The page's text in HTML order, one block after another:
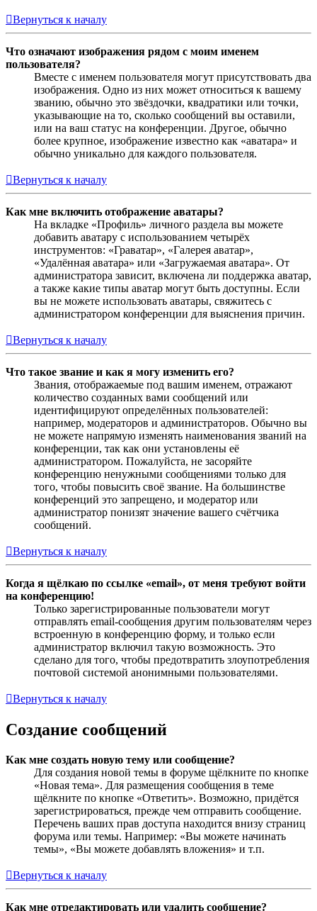
Вернуться к началу
Что означают изображения рядом с моим именем
пользователя?
Вместе с именем пользователя могут присутствовать два
изображения. Одно из них может относиться к вашему
званию, обычно это звёздочки, квадратики или точки,
указывающие на то, сколько сообщений вы оставили,
или на ваш статус на конференции. Другое, обычно
более крупное, изображение известно как «аватара» и
обычно уникально для каждого пользователя.
Вернуться к началу
Как мне включить отображение аватары?
На вкладке «Профиль» личного раздела вы можете
добавить аватару с использованием четырёх
инструментов: «Граватар», «Галерея аватар»,
«Удалённая аватара» или «Загружаемая аватара». От
администратора зависит, включена ли поддержка аватар,
а также какие типы аватар могут быть доступны. Если
вы не можете использовать аватары, свяжитесь с
администратором конференции для выяснения причин.
Вернуться к началу
Что такое звание и как я могу изменить его?
Звания, отображаемые под вашим именем, отражают
количество созданных вами сообщений или
идентифицируют определённых пользователей:
например, модераторов и администраторов. Обычно вы
не можете напрямую изменять наименования званий на
конференции, так как они установлены её
администратором. Пожалуйста, не засоряйте
конференцию ненужными сообщениями только для
того, чтобы повысить своё звание. На большинстве
конференций это запрещено, и модератор или
администратор понизят значение вашего счётчика
сообщений.
Вернуться к началу
Когда я щёлкаю по ссылке «email», от меня требуют войти
на конференцию!
Только зарегистрированные пользователи могут
отправлять email-сообщения другим пользователям через
встроенную в конференцию форму, и только если
администратор включил такую возможность. Это
сделано для того, чтобы предотвратить злоупотребления
почтовой системой анонимными пользователями.
Вернуться к началу
Создание сообщений
Как мне создать новую тему или сообщение?
Для создания новой темы в форуме щёлкните по кнопке
«Новая тема». Для размещения сообщения в теме
щёлкните по кнопке «Ответить». Возможно, придётся
зарегистрироваться, прежде чем отправить сообщение.
Перечень ваших прав доступа находится внизу страниц
форума или темы. Например: «Вы можете начинать
темы», «Вы можете добавлять вложения» и т.п.
Вернуться к началу
Как мне отредактировать или удалить сообщение?